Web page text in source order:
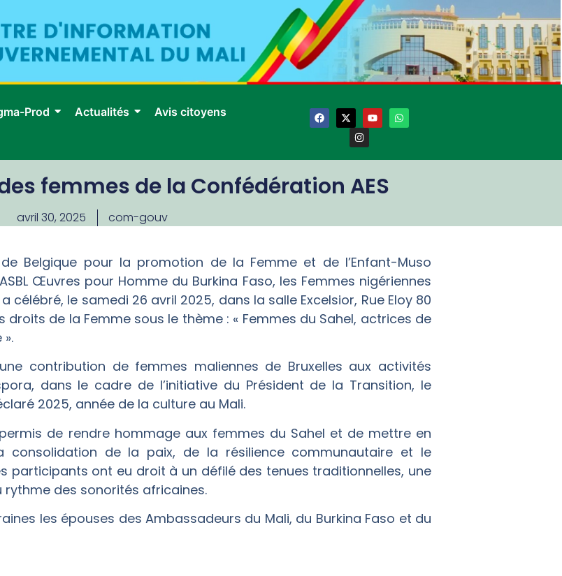
Prod Actualités Avis citoyens
femmes de la Confédération AES
avril 30, 2025 com-gouv
de Belgique pour la promotion de la Femme et de l’Enfant-Muso
Œuvres pour Homme du Burkina Faso, les Femmes nigériennes
célébré, le samedi 26 avril 2025, dans la salle Excelsior, Rue Eloy 80
droits de la Femme sous le thème : « Femmes du Sahel, actrices de
contribution de femmes maliennes de Bruxelles aux activités
dans le cadre de l’initiative du Président de la Transition, le
2025, année de la culture au Mali.
de rendre hommage aux femmes du Sahel et de mettre en
consolidation de la paix, de la résilience communautaire et le
participants ont eu droit à un défilé des tenues traditionnelles, une
des sonorités africaines.
les épouses des Ambassadeurs du Mali, du Burkina Faso et du